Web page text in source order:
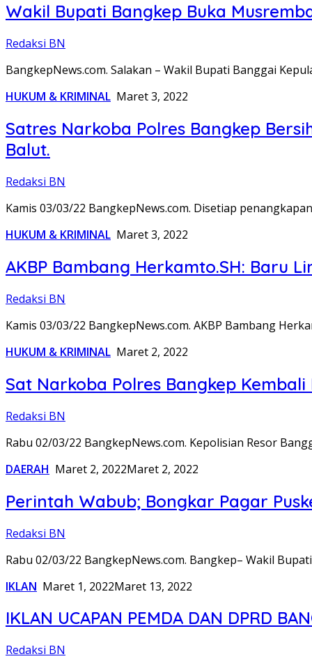
Wakil Bupati Bangkep Buka
Redaksi BN
BangkepNews.com. Salakan – Wakil Bupati Banggai
HUKUM & KRIMINAL Maret 3, 2022
Satres Narkoba Polres Bangkep
Balut.
Redaksi BN
Kamis 03/03/22 BangkepNews.com. Disetiap
HUKUM & KRIMINAL Maret 3, 2022
AKBP Bambang Herkamto.SH: Baru
Redaksi BN
Kamis 03/03/22 BangkepNews.com. AKBP Bambang
HUKUM & KRIMINAL Maret 2, 2022
Sat Narkoba Polres Bangkep
Redaksi BN
Rabu 02/03/22 BangkepNews.com. Kepolisian Resor
DAERAH Maret 2, 2022Maret 2, 2022
Perintah Wabub; Bongkar Pagar
Redaksi BN
Rabu 02/03/22 BangkepNews.com. Bangkep– Wakil
IKLAN Maret 1, 2022Maret 13, 2022
IKLAN UCAPAN PEMDA DAN DPRD
Redaksi BN